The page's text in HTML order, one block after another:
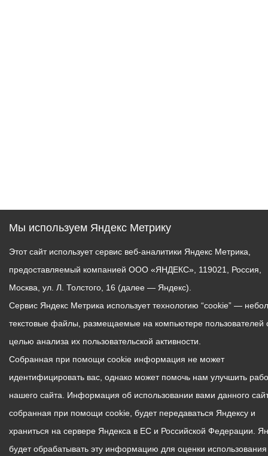
Мы используем Яндекс Метрику
Этот сайт использует сервис веб-аналитики Яндекс Метрика,
предоставляемый компанией ООО «ЯНДЕКС», 119021, Россия,
Москва, ул. Л. Толстого, 16 (далее — Яндекс).
Сервис Яндекс Метрика использует технологию “cookie” —
текстовые файлы, размещаемые на компьютере пользователей
целью анализа их пользовательской активности.
Собранная при помощи cookie информация не может
идентифицировать вас, однако может помочь нам улучшить
нашего сайта. Информация об использовании вами данного
собранная при помощи cookie, будет передаваться Яндексу и
храниться на сервере Яндекса в ЕС и Российской Федерации.
будет обрабатывать эту информацию для оценки